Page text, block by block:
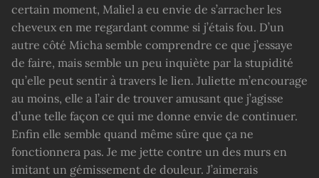
certain moment, Maliel a eu envie de s’arracher les
cheveux en me regardant comme si j’étais fou. D’un
autre côté Micha semble comprendre ce que j’essaye
de faire, mais semble un peu inquiète par la stupidité
qu’elle peut sentir à travers le lien. Juliette m’encourage
au moins, elle a l’air de trouver amusant que j’agisse
d’une telle façon ce qui me donne envie de continuer.
Enfin elle semble quand même sûre que ça ne
fonctionnera pas. Je me jette contre un des murs en
imitant un gémissement de douleur. J’aimerais